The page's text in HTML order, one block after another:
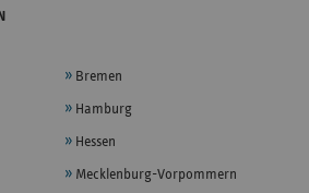
Bremen
Hamburg
Hessen
Mecklenburg-Vorpommern